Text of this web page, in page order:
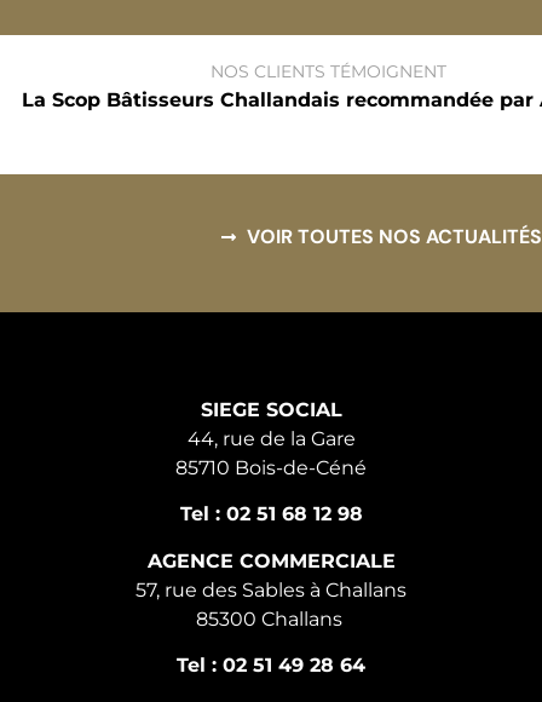
NOS CLIENTS TÉMOIGNENT
La Scop Bâtisseurs Challandais recommandée
VOIR TOUTES NOS ACTUALITÉS
SIEGE SOCIAL
44, rue de la Gare
85710 Bois-de-Céné
Tel : 02 51 68 12 98
AGENCE COMMERCIALE
57, rue des Sables à Challans
85300 Challans
Tel : 02 51 49 28 64